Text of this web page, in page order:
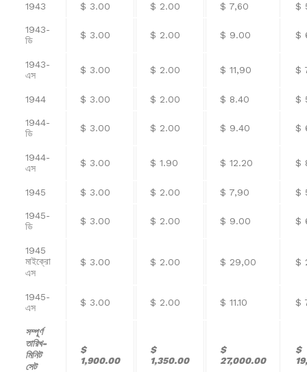
1943 $ 3.00 $ 2.00 $ 7,60 $
1943-
ডি
$ 3.00 $ 2.00 $ 9.00 $
1943-
এস
$ 3.00 $ 2.00 $ 11,90 $
1944 $ 3.00 $ 2.00 $ 8.40 $
1944-
ডি
$ 3.00 $ 2.00 $ 9.40 $
1944-
এস
$ 3.00 $ 1.90 $ 12.20 $
1945 $ 3.00 $ 2.00 $ 7,90 $
1945-
ডি
$ 3.00 $ 2.00 $ 9.00 $
1945
মাইক্রো
এস
$ 3.00 $ 2.00 $ 29,00 $
1945-
এস
$ 3.00 $ 2.00 $ 11.10 $
সম্পূর্ণ
তারিখ-
মিনিট
সেট
$
1,900.00
$
1,350.00
$
27,000.00
$